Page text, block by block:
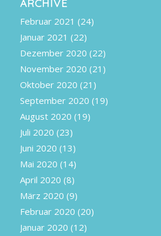
ARCHIVE
Februar 2021 (24)
Januar 2021 (22)
Dezember 2020 (22)
November 2020 (21)
Oktober 2020 (21)
September 2020 (19)
August 2020 (19)
Juli 2020 (23)
Juni 2020 (13)
Mai 2020 (14)
April 2020 (8)
März 2020 (9)
Februar 2020 (20)
Januar 2020 (12)